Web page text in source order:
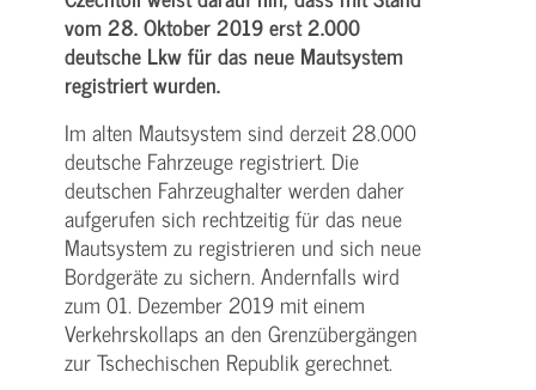
vom 28. Oktober 2019 erst 2.000
deutsche Lkw für das neue Mautsystem
registriert wurden.
Im alten Mautsystem sind derzeit 28.000
deutsche Fahrzeuge registriert. Die
deutschen Fahrzeughalter werden daher
aufgerufen sich rechtzeitig für das neue
Mautsystem zu registrieren und sich neue
Bordgeräte zu sichern. Andernfalls wird
zum 01. Dezember 2019 mit einem
Verkehrskollaps an den Grenzübergängen
zur Tschechischen Republik gerechnet.